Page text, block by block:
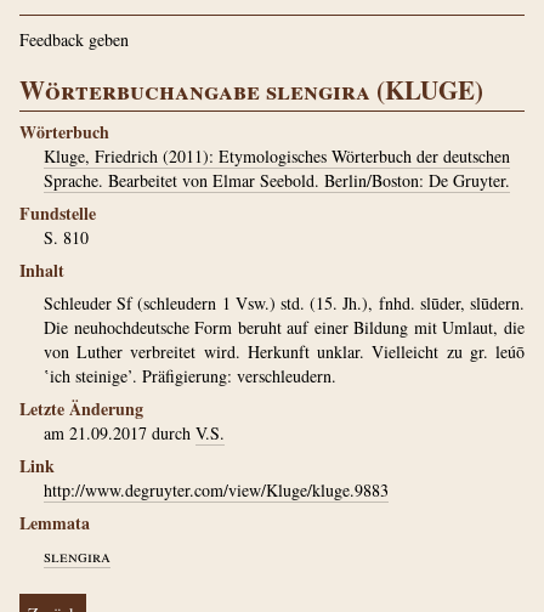
Feedback geben
Wörterbuchangabe slengira (KLUGE)
Wörterbuch
Kluge, Friedrich (2011): Etymologisches Wörterbuch der deutschen
Sprache. Bearbeitet von Elmar Seebold. Berlin/Boston: De Gruyter.
Fundstelle
S. 810
Inhalt
Schleuder Sf (schleudern 1 Vsw.) std. (15. Jh.), fnhd. slūder, slūdern.
Die neuhochdeutsche Form beruht auf einer Bildung mit Umlaut, die
von Luther verbreitet wird. Herkunft unklar. Vielleicht zu gr. leúō
‛ich steinige’. Präfigierung: verschleudern.
Letzte Änderung
am 21.09.2017 durch V.S.
Link
http://www.degruyter.com/view/Kluge/kluge.9883
Lemmata
slengira